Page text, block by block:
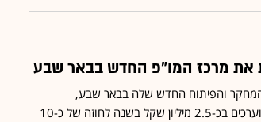
את מרכז המו"פ החדש בבאר שבע
המחקר והפיתוח החדש שלה בבאר שבע,
שמשתרע על פני כ־3,000 מ"ר • דמי השכירות מוערכים בכ-2.5 מיליון שקל בשנה לחוזה של כ-10